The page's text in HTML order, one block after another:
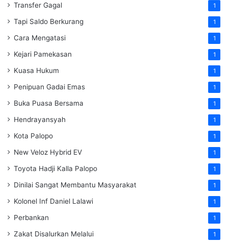
Transfer Gagal 1
Tapi Saldo Berkurang 1
Cara Mengatasi 1
Kejari Pamekasan 1
Kuasa Hukum 1
Penipuan Gadai Emas 1
Buka Puasa Bersama 1
Hendrayansyah 1
Kota Palopo 1
New Veloz Hybrid EV 1
Toyota Hadji Kalla Palopo 1
Dinilai Sangat Membantu Masyarakat 1
Kolonel Inf Daniel Lalawi 1
Perbankan 1
Zakat Disalurkan Melalui 1